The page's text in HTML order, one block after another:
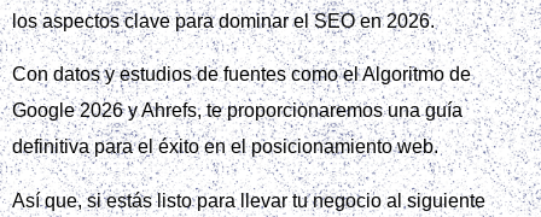
los aspectos clave para dominar el SEO en 2026.
Con datos y estudios de fuentes como el Algoritmo de
Google 2026 y Ahrefs, te proporcionaremos una guía
definitiva para el éxito en el posicionamiento web.
Así que, si estás listo para llevar tu negocio al siguiente